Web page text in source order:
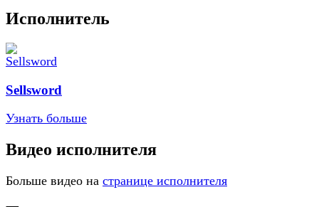
Исполнитель
Sellsword
Узнать больше
Видео исполнителя
Больше видео на странице исполнителя